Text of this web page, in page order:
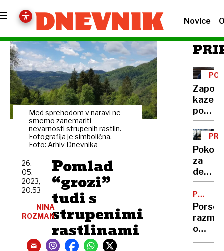
Novice
Med sprehodom v naravi ne
smemo zanemariti
nevarnosti strupenih rastlin.
Fotografija je simbolična.
Foto: Arhiv Dnevnika
Pomlad
“grozi”
tudi s
strupenimi
rastlinami
26.
05.
2023,
20.53
NINA
ROZMAN
kazen:
pa je
za
so
na
že
danes
POTEZA
o